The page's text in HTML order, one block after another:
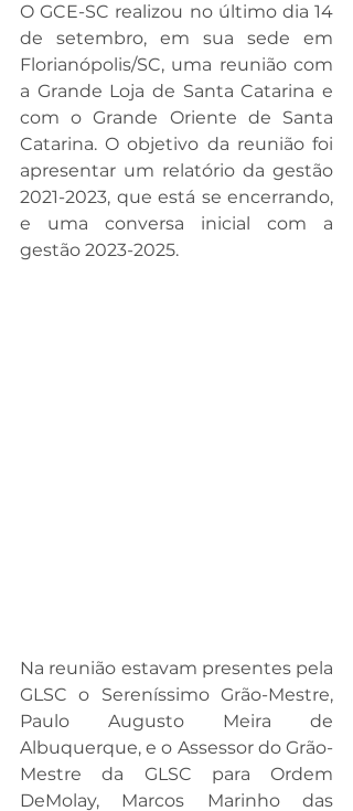
O GCE-SC realizou no último dia 14
de setembro, em sua sede em
Florianópolis/SC, uma reunião com
a Grande Loja de Santa Catarina e
com o Grande Oriente de Santa
Catarina. O objetivo da reunião foi
apresentar um relatório da gestão
2021-2023, que está se encerrando,
e uma conversa inicial com a
gestão 2023-2025.
Na reunião estavam presentes pela
GLSC o Sereníssimo Grão-Mestre,
Paulo Augusto Meira de
Albuquerque, e o Assessor do Grão-
Mestre da GLSC para Ordem
DeMolay, Marcos Marinho das